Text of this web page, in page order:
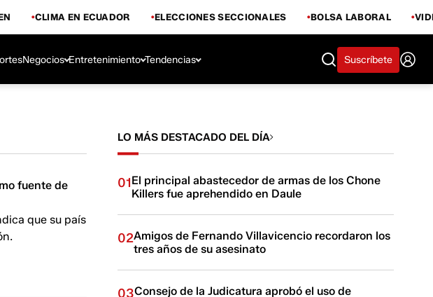
CLIMA EN ECUADOR ELECCIONES SECCIONALES BOLSA LABORAL
Negocios Entretenimiento Tendencias Suscríbete
fuente de
que su país
LO MÁS DESTACADO DEL DÍA
01El principal abastecedor de armas de los Chone
Killers fue aprehendido en Daule
02Amigos de Fernando Villavicencio recordaron los
tres años de su asesinato
03Consejo de la Judicatura aprobó el uso de